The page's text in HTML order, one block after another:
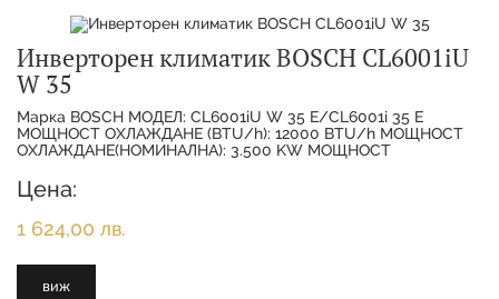
Инверторен климатик BOSCH CL6001iU
W 35
Марка BOSCH МОДЕЛ: CL6001iU W 35 E/CL6001i 35 E
МОЩНОСТ ОХЛАЖДАНЕ (BTU/h): 12000 BTU/h МОЩНОСТ
ОХЛАЖДАНЕ(НОМИНАЛНА): 3.500 KW МОЩНОСТ
Цена:
1 624,00 лв.
виж